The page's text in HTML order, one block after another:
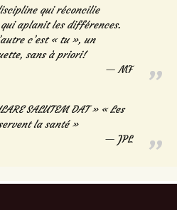
qui réconcilie
aplanit les différences.
c’est « tu », un
sans à priori!
MF
SALUTEM DAT » « Les
la santé »
JPL